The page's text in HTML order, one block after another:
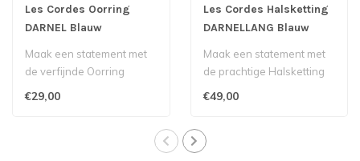
Les Cordes Oorring
DARNEL Blauw
Maak een statement met
de verfijnde Oorring
€29,00
Les Cordes Halsketting
DARNELLANG Blauw
Maak een statement met
de prachtige Halsketting
€49,00